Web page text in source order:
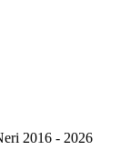
2016 - 2026